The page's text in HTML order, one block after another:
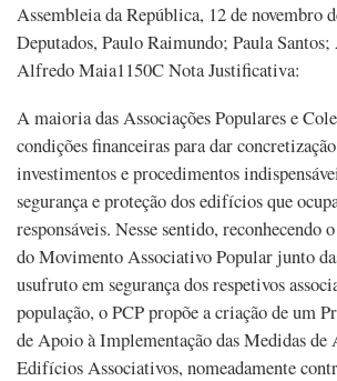
Assembleia da República, 12 de novembro
Deputados, Paulo Raimundo; Paula
Alfredo Maia1150C Nota Justificativa:
A maioria das Associações Populares e
condições financeiras para dar
investimentos e procedimentos
segurança e proteção dos edifícios que
responsáveis. Nesse sentido, reconhecendo
do Movimento Associativo Popular junto
usufruto em segurança dos respetivos
população, o PCP propõe a criação de um
de Apoio à Implementação das Medidas de
Edifícios Associativos, nomeadamente